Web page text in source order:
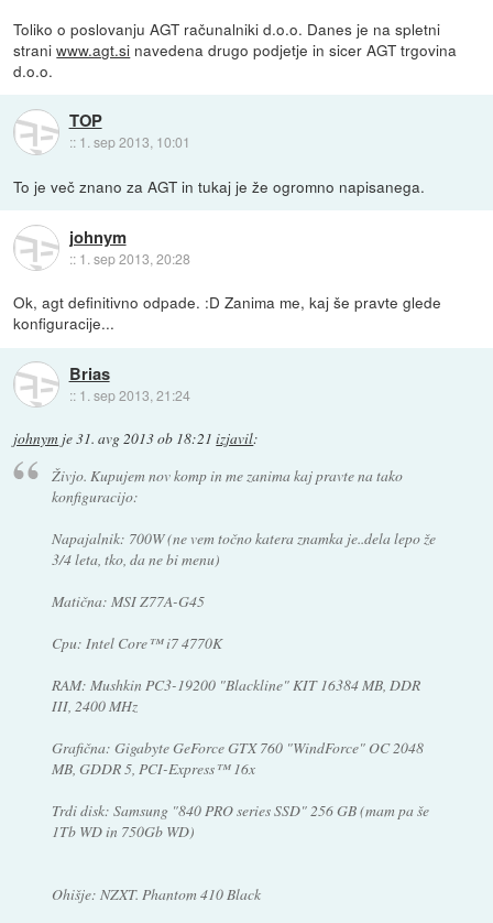
Toliko o poslovanju AGT računalniki d.o.o. Danes je na spletni
straniwww.agt.si navedena drugo podjetje in sicer AGT trgovina
d.o.o.
TOP
:: 1. sep 2013, 10:01
To je več znano za AGT in tukaj je že ogromno napisanega.
johnym
:: 1. sep 2013, 20:28
Ok, agt definitivno odpade. :D Zanima me, kaj še pravte glede
konfiguracije...
Brias
:: 1. sep 2013, 21:24
johnym je31. avg 2013 ob 18:21 izjavil:
Živjo. Kupujem nov komp in me zanima kaj pravte na tako
konfiguracijo:
Napajalnik: 700W (ne vem točno katera znamka je..dela lepo že
3/4 leta, tko, da ne bi menu)
Matična: MSI Z77A-G45
Cpu: Intel Core™ i7 4770K
RAM: Mushkin PC3-19200 "Blackline" KIT 16384 MB, DDR
III, 2400 MHz
Grafična: Gigabyte GeForce GTX 760 "WindForce" OC 2048
MB, GDDR 5, PCI-Express™ 16x
Trdi disk: Samsung "840 PRO series SSD" 256 GB (mam pa še
1Tb WD in 750Gb WD)
Ohišje: NZXT. Phantom 410 Black